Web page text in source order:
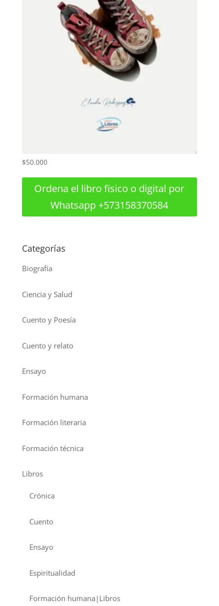
$50.000
Ordena el libro físico o digital por
Whatsapp +573158370584
Categorías
Biografía
Ciencia y Salud
Cuento y Poesía
Cuento y relato
Ensayo
Formación humana
Formación literaria
Formación técnica
Libros
Crónica
Cuento
Ensayo
Espiritualidad
Formación humana|Libros